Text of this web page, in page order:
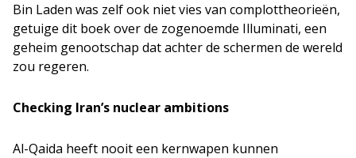
Bin Laden was zelf ook niet vies van complottheorieën,
getuige dit boek over de zogenoemde Illuminati, een
geheim genootschap dat achter de schermen de wereld
zou regeren.
Checking Iran’s nuclear ambitions
Al-Qaida heeft nooit een kernwapen kunnen